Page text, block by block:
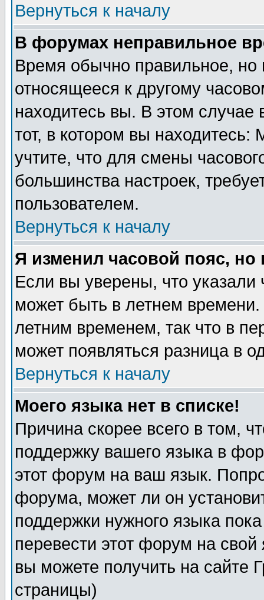
Вернуться к началу
В форумах неправильное
Время обычно правильное,
относящееся к другому
находитесь вы. В этом
тот, в котором вы
учтите, что для смены
большинства настроек,
пользователем.
Вернуться к началу
Я изменил часовой пояс,
Если вы уверены, что указали
может быть в летнем
летним временем, так что в
может появляться разница в
Вернуться к началу
Моего языка нет в списке!
Причина скорее всего в том,
поддержку вашего языка в
этот форум на ваш язык.
форума, может ли он
поддержки нужного языка
перевести этот форум на
вы можете получить на сайте
страницы)